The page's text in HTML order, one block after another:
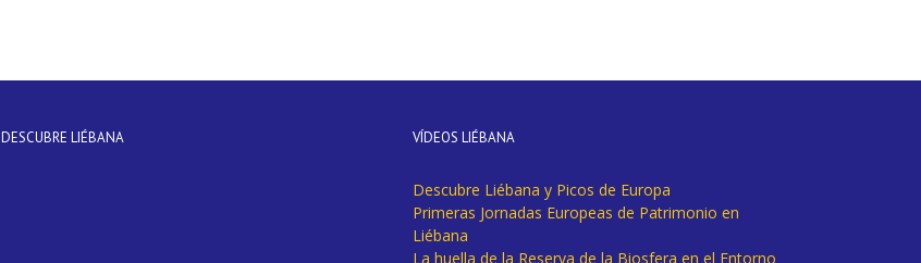
DESCUBRE LIÉBANA VÍDEOS LIÉBANA
Descubre Liébana y Picos de Europa
Primeras Jornadas Europeas de Patrimonio en
Liébana
La huella de la Reserva de la Biosfera en el Entorno